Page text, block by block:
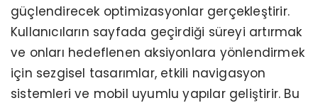
güçlendirecek optimizasyonlar gerçekleştirir.
Kullanıcıların sayfada geçirdiği süreyi artırmak
ve onları hedeflenen aksiyonlara yönlendirmek
için sezgisel tasarımlar, etkili navigasyon
sistemleri ve mobil uyumlu yapılar geliştirir. Bu